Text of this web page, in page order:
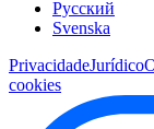
Pусский
Svenska
PrivacidadeJurídico
cookies